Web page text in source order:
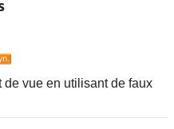
vue en utilisant de faux